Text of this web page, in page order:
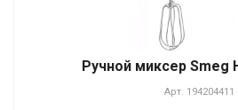
Ручной миксер Smeg
Арт. 194204411